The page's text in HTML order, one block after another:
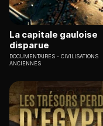
La capitale gauloise
disparue
DOCUMENTAIRES
CIVILISATIONS
ANCIENNES